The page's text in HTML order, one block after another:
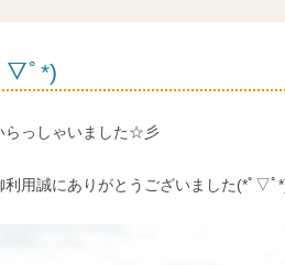
▽ﾟ*)
らっしゃいました☆彡
利用誠にありがとうございました(*ﾟ▽ﾟ